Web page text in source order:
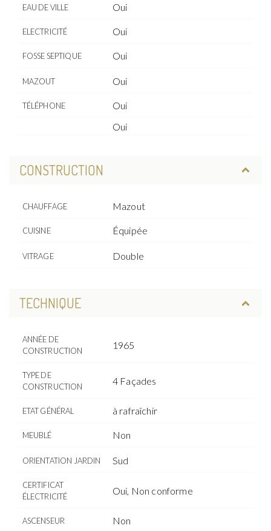
EAU DE VILLE Oui
ELECTRICITÉ Oui
FOSSE SEPTIQUE Oui
MAZOUT Oui
TÉLÉPHONE
Oui
Oui
CONSTRUCTION
CHAUFFAGE Mazout
CUISINE Équipée
VITRAGE Double
TECHNIQUE
ANNÉE DE
CONSTRUCTION
1965
TYPE DE
CONSTRUCTION
4 Façades
ETAT GÉNÉRAL à rafraîchir
MEUBLÉ Non
ORIENTATION JARDIN Sud
CERTIFICAT
ÉLECTRICITÉ
Oui, Non conforme
ASCENSEUR Non